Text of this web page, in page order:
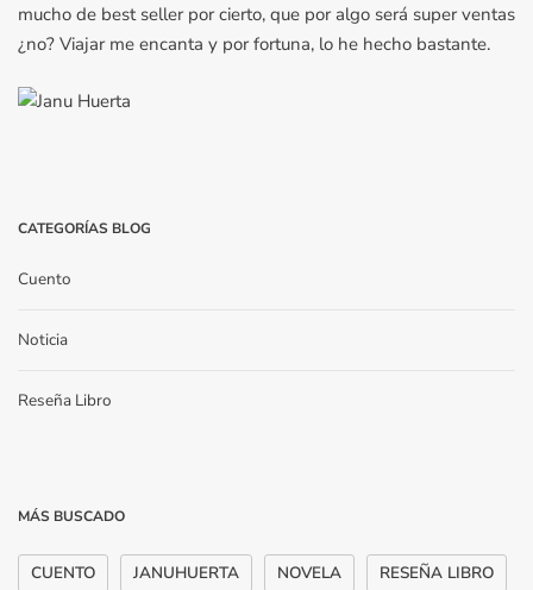
mucho de best seller por cierto, que por algo será super ventas
¿no? Viajar me encanta y por fortuna, lo he hecho bastante.
CATEGORÍAS BLOG
Cuento
Noticia
Reseña Libro
MÁS BUSCADO
CUENTO JANUHUERTA NOVELA RESEÑA LIBRO